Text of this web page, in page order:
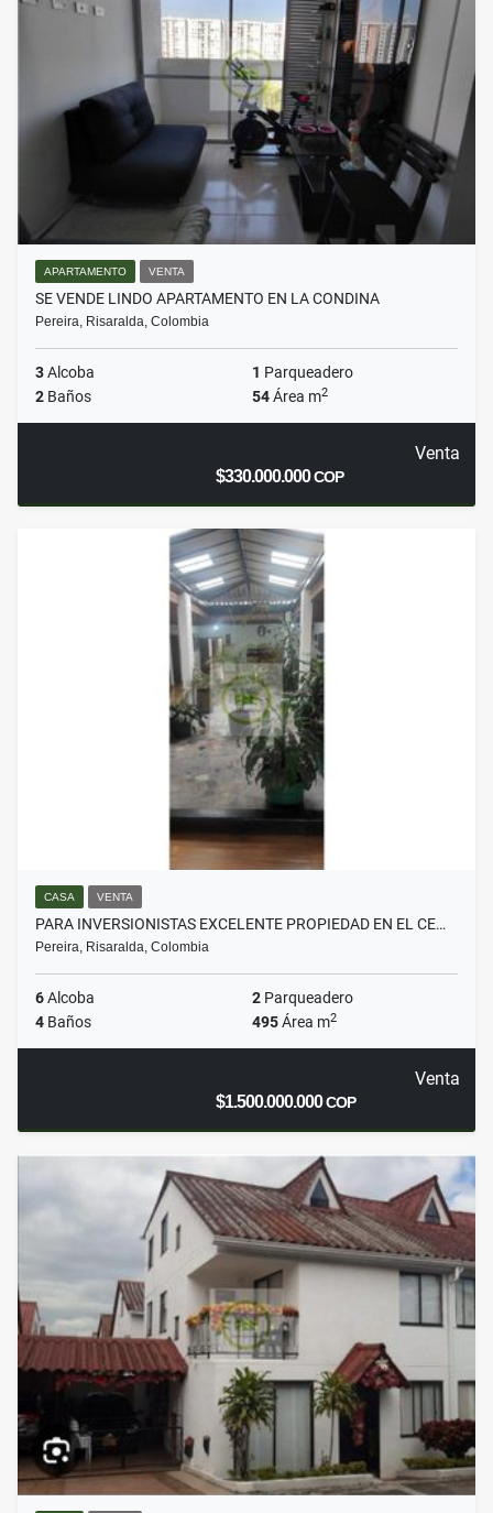
APARTAMENTO VENTA
SE VENDE LINDO APARTAMENTO EN LA CONDINA
Pereira, Risaralda, Colombia
3Alcoba 1 Parqueadero
2 Baños 54Área m2
Venta
$330.000.000COP
CASA VENTA
PARA INVERSIONISTAS EXCELENTE PROPIEDAD EN EL CE…
Pereira, Risaralda, Colombia
6Alcoba 2 Parqueadero
4 Baños 495Área m2
Venta
$1.500.000.000COP